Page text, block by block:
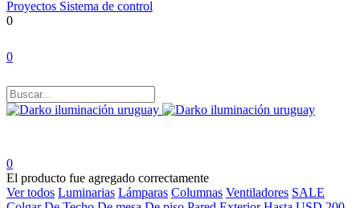
Proyectos Sistema de control
0
0
0
El producto fue agregado correctamente
Ver todos Luminarias Lámparas Columnas Ventiladores SALE